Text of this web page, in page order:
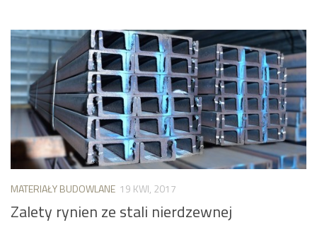
MATERIAŁY BUDOWLANE 19 KWI, 2017
Zalety rynien ze stali nierdzewnej